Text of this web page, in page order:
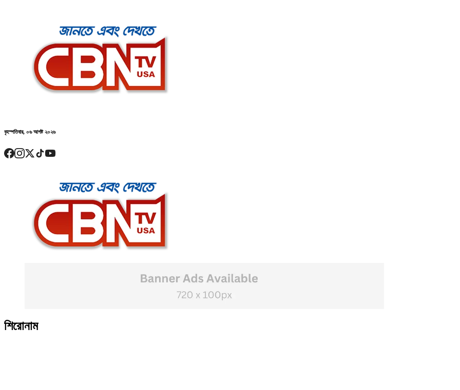
বৃহস্পতিবার, ০৬ আগষ্ট ২০২৬
শিরোনাম